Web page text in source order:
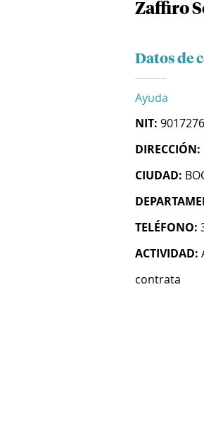
Zaffiro
Datos de
Ayuda
NIT:
DIRECCIÓN:
CIUDAD:
TELÉFONO:
ACTIVIDAD:
contrata